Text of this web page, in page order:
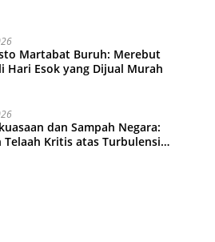
Martabat Buruh: Merebut
Hari Esok yang Dijual Murah
dan Sampah Negara:
Telaah Kritis atas Turbulensi